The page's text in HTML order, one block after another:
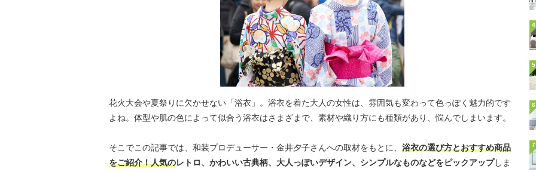
花火大会や夏祭りに欠かせない「浴衣」。浴衣を着た大人の女性は、雰囲気も変わって色っぽく魅力的です
よね。体型や肌の色によって似合う浴衣はさまざまで、素材や織り方にも種類があり、悩んでしまいます。
そこでこの記事では、和装プロデューサー・金井夕子さんへの取材をもとに、 浴衣の選び方とおすすめ商品
をご紹介！人気のレトロ、かわいい古典柄、大人っぽいデザイン、シンプルなものなどをピックアップしま
4
5
6
7